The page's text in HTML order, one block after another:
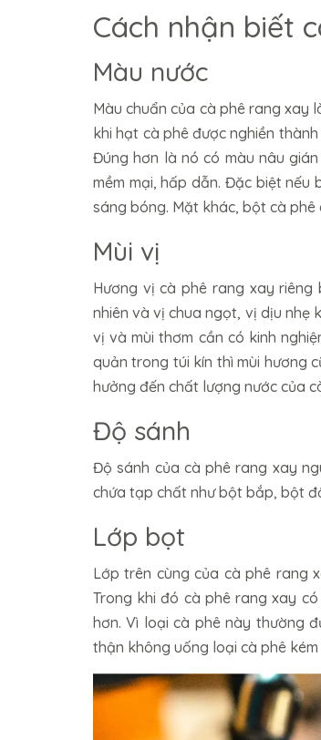
Cách nhận biết
Màu nước
Màu chuẩn của cà phê rang xay
khi hạt cà phê được nghiền
Đúng hơn là nó có màu nâu
mềm mại, hấp dẫn. Đặc biệt nếu
sáng bóng. Mặt khác, bột cà
Mùi vị
Hương vị cà phê rang xay
nhiên và vị chua ngọt, vị dịu nhẹ
vị và mùi thơm cần có kinh
quản trong túi kín thì mùi hương
hưởng đến chất lượng nước của
Độ sánh
Độ sánh của cà phê rang xay
chứa tạp chất như bột bắp, bột
Lớp bọt
Lớp trên cùng của cà phê rang
Trong khi đó cà phê rang xay
hơn. Vì loại cà phê này thường
thận không uống loại cà phê